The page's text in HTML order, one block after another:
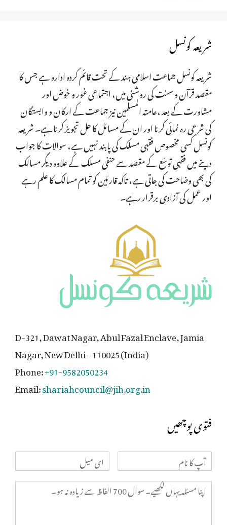
شریعہ کونسل
شریعہ کونسل جماعت اسلامی ہند کے تحت قائم کردہ ادارہ ہے جس کا
مقصد قرآن و سنت کی روشنی میں، اجتماعی غور و خوض اور
مشاورت کے بعد ،عامتہ المسلمین نیز جماعت کے ارکان و وابستگان
کی شرعی رہ نمائی کرنا اور ان کے مسائل کا حل تجویز کرنا ہے۔ شریعہ
کونسل کسی مخصوص فقہی مسلک کی پابند نہیں ہے، سوالات کا جواب
دینے میں فقہی توسّع کے مقصد سے حنفی مسلک کے علاوہ دیگر مسالک
کی بھی وضاحت کی جاتی ہے، تاکہ قارئین کو تمام مسالک کا علم رہے
اور عمل کی آزادی برقرار رہے۔
D-321, Dawat Nagar, Abul Fazal Enclave, Jamia
Nagar, New Delhi – 110025 (India)
Phone:+91-9582050234
Email:shariahcouncil@jih.org.in
فتوی پوچھیں